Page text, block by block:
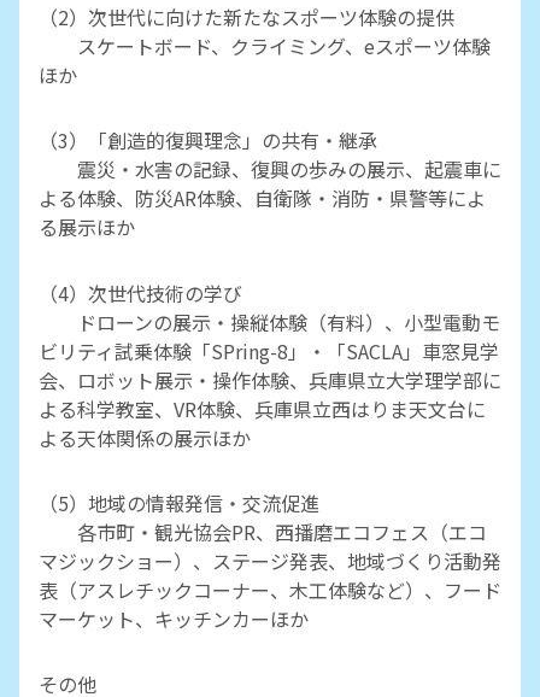
（2）次世代に向けた新たなスポーツ体験の提供
スケートボード、クライミング、eスポーツ体験
ほか
（3）「創造的復興理念」の共有・継承
震災・水害の記録、復興の歩みの展示、起震車に
よる体験、防災AR体験、自衛隊・消防・県警等によ
る展示ほか
（4）次世代技術の学び
ドローンの展示・操縦体験（有料）、小型電動モ
ビリティ試乗体験「SPring-8」・「SACLA」車窓見学
会、ロボット展示・操作体験、兵庫県立大学理学部に
よる科学教室、VR体験、兵庫県立西はりま天文台に
よる天体関係の展示ほか
（5）地域の情報発信・交流促進
各市町・観光協会PR、西播磨エコフェス（エコ
マジックショー）、ステージ発表、地域づくり活動発
表（アスレチックコーナー、木工体験など）、フード
マーケット、キッチンカーほか
その他